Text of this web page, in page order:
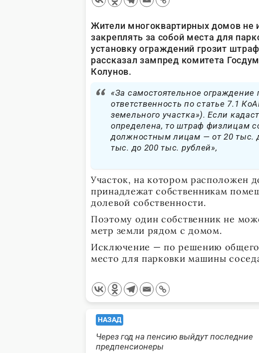
Жители многоквартирных домов не
закреплять за собой места для
установку ограждений грозит
рассказал зампред комитета
Колунов.
«За самостоятельное ограждение
ответственность по статье 7.1
земельного участка»). Если
определена, то штраф физлицам
должностным лицам — от 20 тыс.
тыс. до 200 тыс. рублей»,
Участок, на котором расположен
принадлежат собственникам
долевой собственности.
Поэтому один собственник не
метр земли рядом с домом.
Исключение — по решению
место для парковки машины
<span
class="nav-
НАЗАД
Через год на пенсию выйдут последние
предпенсионеры